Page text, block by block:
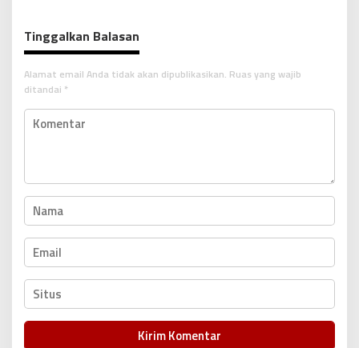
a
s
i
p
o
Tinggalkan Balasan
Alamat email Anda tidak akan dipublikasikan. Ruas yang wajib
ditandai *